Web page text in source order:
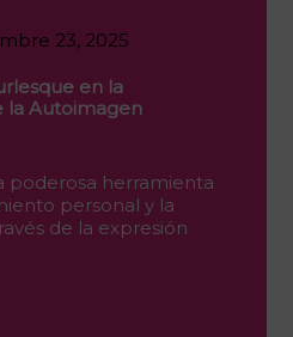
23, 2025
en la
la Autoimagen
poderosa herramienta
personal y la
de la expresión